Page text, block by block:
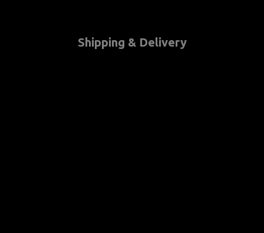
Shipping & Delivery